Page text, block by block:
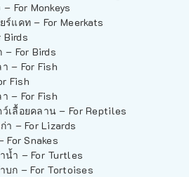
For Monkeys
ร์แคท – For Meerkats
Birds
– For Birds
– For Fish
Fish
– For Fish
เลื้อยคลาน – For Reptiles
า – For Lizards
For Snakes
น้ำ – For Turtles
บก – For Tortoises